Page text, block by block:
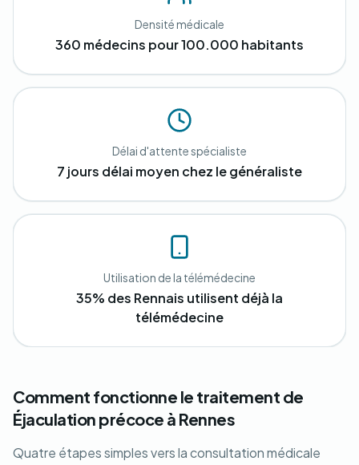
Densité médicale
360 médecins pour 100.000 habitants
Délai d'attente spécialiste
7 jours délai moyen chez le généraliste
Utilisation de la télémédecine
35% des Rennais utilisent déjà la
télémédecine
Comment fonctionne le traitement de
Éjaculation précoce à Rennes
Quatre étapes simples vers la consultation médicale